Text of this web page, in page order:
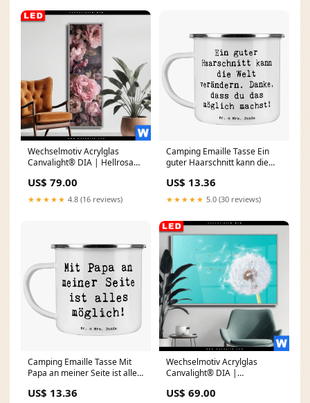
Wechselmotiv Acrylglas
Canvalight® DIA | Hellrosa
Dschungel
US$ 79.00
★★★★★ 4.8 (16 reviews)
Camping Emaille Tasse Ein
guter Haarschnitt kann die
du das möglich machst!
Motiv:mit Spruch
US$ 13.36
★★★★★ 5.0 (30 reviews)
Camping Emaille Tasse Mit
Papa an meiner Seite ist alles
US$ 13.36
Wechselmotiv Acrylglas
Canvalight® DIA |
Querformat Größe in cm:120
US$ 69.00